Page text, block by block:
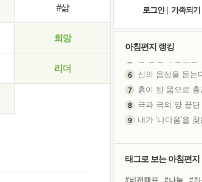
#삶
희망
리더
로그인
가족되기
아침편지 랭킹
꿈이 실제가 되는
태그로 보는 아침편지